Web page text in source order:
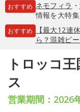
おすすめ ネモフィラ ・
情報を大特集
おすすめ
【最大12連
ら？混雑ピ
トロッコ
ス
営業期間：2026